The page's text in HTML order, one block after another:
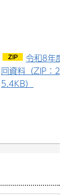
令和8年度
回資料（ZIP：
5.4KB）